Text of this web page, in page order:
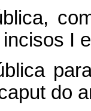
incisos I
do